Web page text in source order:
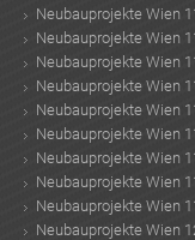
Neubauprojekte Wien
Neubauprojekte Wien
Neubauprojekte Wien
Neubauprojekte Wien
Neubauprojekte Wien
Neubauprojekte Wien
Neubauprojekte Wien
Neubauprojekte Wien
Neubauprojekte Wien
Neubauprojekte Wien